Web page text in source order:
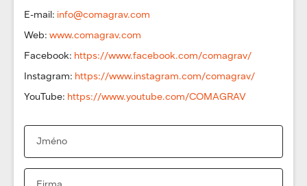
E-mail: info@comagrav.com
Web: www.comagrav.com
Facebook: https://www.facebook.com/comagrav/
Instagram: https://www.instagram.com/comagrav/
YouTube: https://www.youtube.com/COMAGRAV